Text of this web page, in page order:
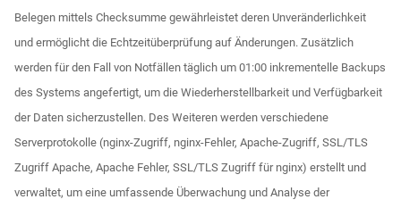
Belegen mittels Checksumme gewährleistet deren Unveränderlichkeit
und ermöglicht die Echtzeitüberprüfung auf Änderungen. Zusätzlich
werden für den Fall von Notfällen täglich um 01:00 inkrementelle Backups
des Systems angefertigt, um die Wiederherstellbarkeit und Verfügbarkeit
der Daten sicherzustellen. Des Weiteren werden verschiedene
Serverprotokolle (nginx-Zugriff, nginx-Fehler, Apache-Zugriff, SSL/TLS
Zugriff Apache, Apache Fehler, SSL/TLS Zugriff für nginx) erstellt und
verwaltet, um eine umfassende Überwachung und Analyse der